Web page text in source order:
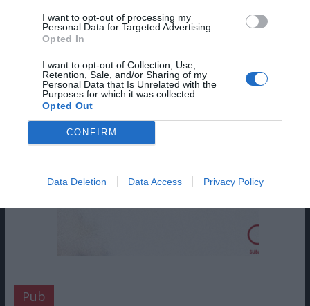
I want to opt-out of processing my
Personal Data for Targeted Advertising.
Opted In
I want to opt-out of Collection, Use,
Retention, Sale, and/or Sharing of my
Personal Data that Is Unrelated with the
Purposes for which it was collected.
Opted Out
CONFIRM
Data Deletion Data Access Privacy Policy
Pub